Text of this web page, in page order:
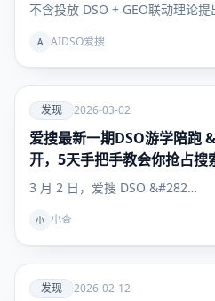
不含投放 DSO + GEO联动理论
A AIDSO爱搜
爱
发现
发现 2026-03-02
爱搜最新一期DSO游学陪跑
开，5天手把手教会你抢占搜
3 月 2 日，爱搜 DSO &#282…
小 小查
爱
发现 2026-02-12